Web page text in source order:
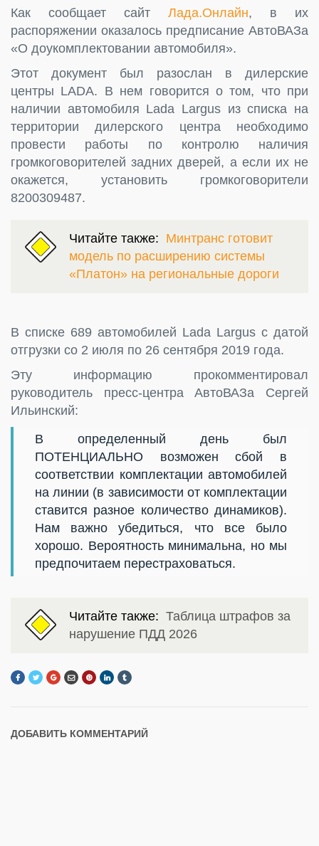
Как сообщает сайт Лада.Онлайн, в их
распоряжении оказалось предписание АвтоВАЗа
«О доукомплектовании автомобиля».
Этот документ был разослан в дилерские
центры LADA. В нем говорится о том, что при
наличии автомобиля Lada Largus из списка на
территории дилерского центра необходимо
провести работы по контролю наличия
громкоговорителей задних дверей, а если их не
окажется, установить громкоговорители
8200309487.
Читайте также: Минтранс готовит
модель по расширению системы
«Платон» на региональные дороги
В списке 689 автомобилей Lada Largus с датой
отгрузки со 2 июля по 26 сентября 2019 года.
Эту информацию прокомментировал
руководитель пресс-центра АвтоВАЗа Сергей
Ильинский:
В определенный день был
ПОТЕНЦИАЛЬНО возможен сбой в
соответствии комплектации автомобилей
на линии (в зависимости от комплектации
ставится разное количество динамиков).
Нам важно убедиться, что все было
хорошо. Вероятность минимальна, но мы
предпочитаем перестраховаться.
Читайте также: Таблица штрафов за
нарушение ПДД 2026
ДОБАВИТЬ КОММЕНТАРИЙ